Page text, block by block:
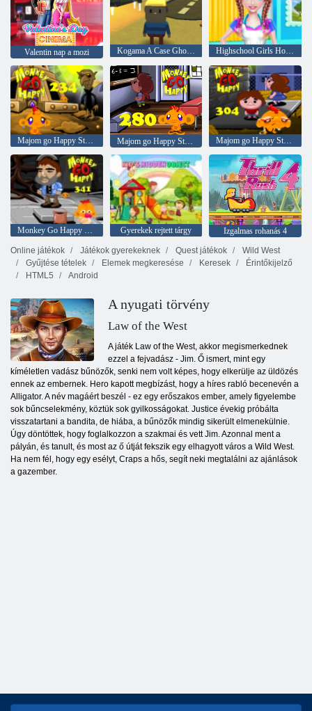
Valentin nap a mozi Kogama A Case Ghost ház Highschool Girls House tisztítása
Majom go Happy Stage 234 Majom go Happy Stage 280 Majom go Happy Stage 304
Monkey Go Happy Stage 341 Gyerekek rejtett tárgy
Izgalmas rohanás 4
Online játékok
Játékok gyerekeknek Quest játékok
Wild West
Gyűjtése tételek
Elemek megkeresése Keresek
Érintőkijelző
HTML5
Android
A nyugati törvény
Law of the West
A játék Law of the West, akkor megismerkednek
ezzel a fejvadász - Jim. Ő ismert, mint egy
kíméletlen vadász bűnözők, senki nem volt képes, hogy elkerülje az üldözés
ennek az embernek. Hero kapott megbízást, hogy a híres rabló becenevén a
Alligator. A név magáért beszél - ez egy erőszakos ember, amely figyelembe
sok bűncselekmény, köztük sok gyilkosságokat. Justice évekig próbálta
visszatartani a bandita, de hiába, a bűnözők mindig sikerült elmenekülnie.
Úgy döntöttek, hogy foglalkozzon a szakmai és vett Jim. Azonnal ment a
pályán, és tanult, és most az ő útját fekszik egy elhagyott város a Wild West.
Ha nem fél, hogy egy esélyt, Craps a hős, segít neki megtalálni az ajánlások
a gazember.